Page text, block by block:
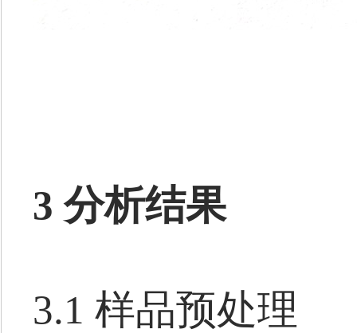
3 分析结果
3.1 样品预处理